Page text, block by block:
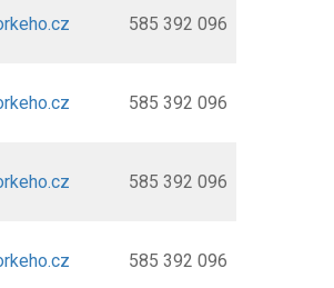
585 392 096
585 392 096
585 392 096
585 392 096